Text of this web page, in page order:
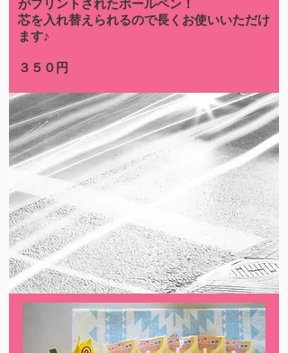
がプリントされたボールペン！
芯を入れ替えられるので長くお使いいただけ
ます♪
​３５０円